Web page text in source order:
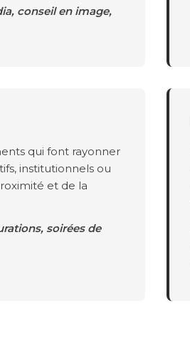
conseil en image,
qui font rayonner
institutionnels ou
et de la
soirées de